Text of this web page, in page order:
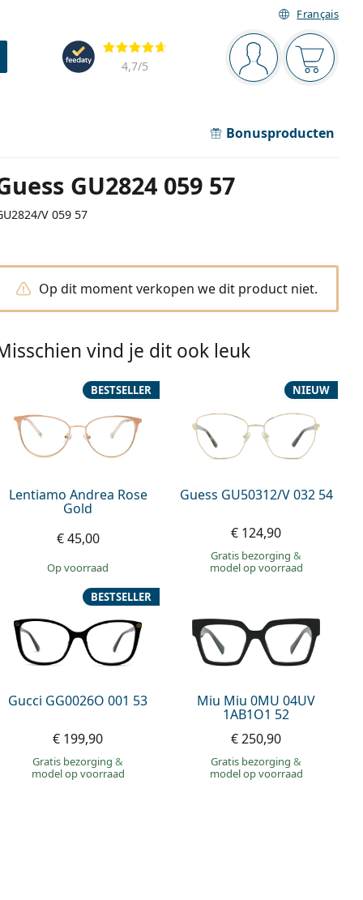
Français
Navigatie
Je bent ingelogd
Jouw
Beoordelingen
4,7/5
Bonusproducten
GU2824 059 57
V 059 57
Op dit moment verkopen we dit product niet.
vind je dit ook leuk
Lentiamo Andrea Rose
Gold
BESTSELLER
€ 45,00
op voorraad
Guess GU50312/V 032 54
NIEUW
€ 124,90
Gratis bezorging&
model op voorraad
Gucci GG0026O 001 53
BESTSELLER
€ 199,90
Gratis bezorging&
model op voorraad
Miu Miu 0MU 04UV
1AB1O1 52
€ 250,90
Gratis bezorging&
model op voorraad